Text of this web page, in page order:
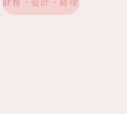
財務・会計・経理